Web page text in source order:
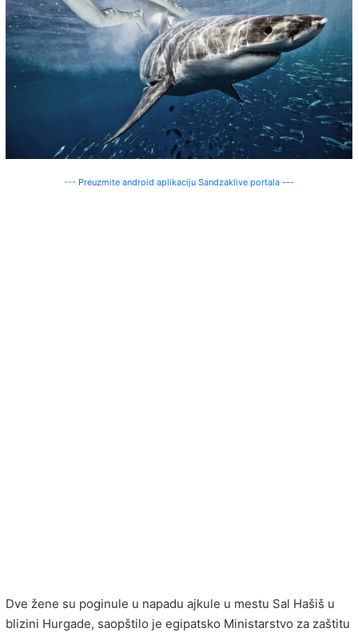
--- Preuzmite android aplikaciju Sandzaklive portala ---
Dve žene su poginule u napadu ajkule u mestu Sal Hašiš u
blizini Hurgade, saopštilo je egipatsko Ministarstvo za zaštitu